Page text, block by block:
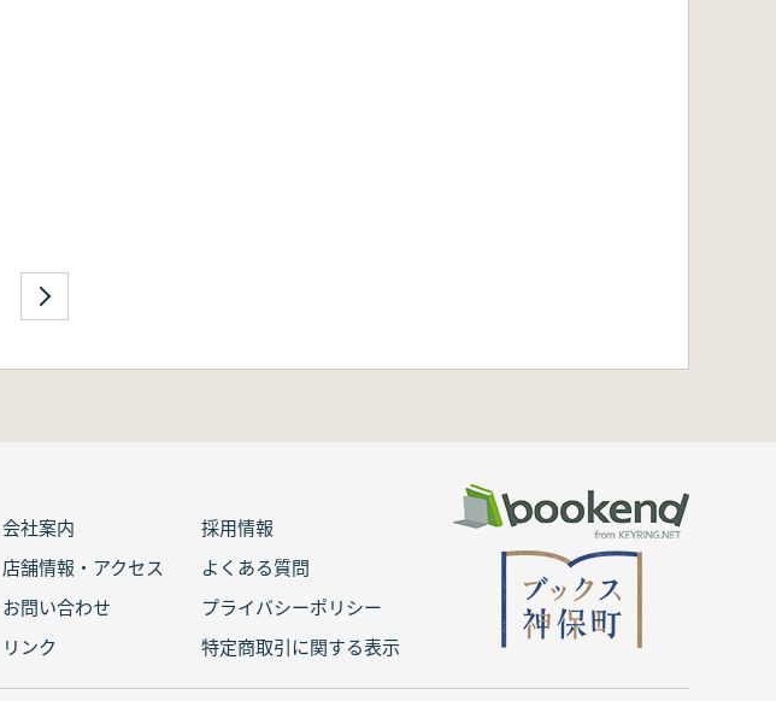
会社案内
採用情報
店舗情報・アクセス
よくある質問
お問い合わせ
プライバシーポリシー
リンク
特定商取引に関する表示